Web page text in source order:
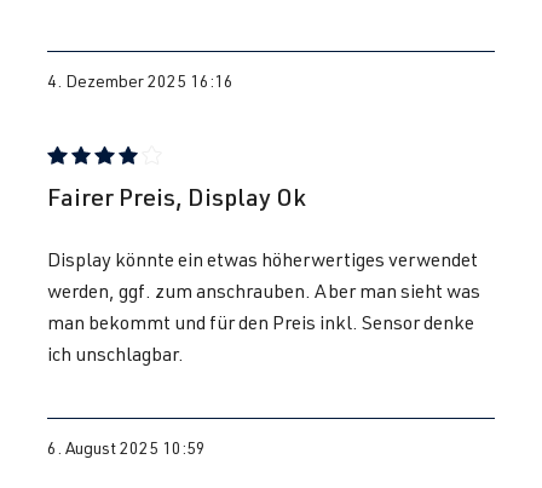
4. Dezember 2025 16:16
Bewertung mit 4 von 5 Sternen
Fairer Preis, Display Ok
Display könnte ein etwas höherwertiges verwendet
werden, ggf. zum anschrauben. Aber man sieht was
man bekommt und für den Preis inkl. Sensor denke
ich unschlagbar.
6. August 2025 10:59